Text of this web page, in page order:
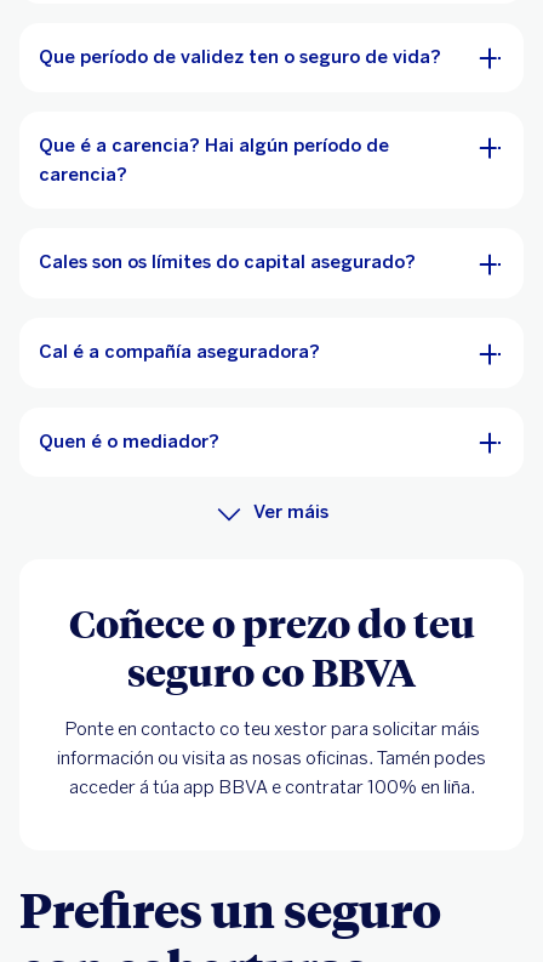
Que período de validez ten o seguro de vida?
Que é a carencia? Hai algún período de
carencia?
Cales son os límites do capital asegurado?
Cal é a compañía aseguradora?
Quen é o mediador?
Ver máis
Coñece o prezo do teu
seguro co BBVA
Ponte en contacto co teu xestor para solicitar máis
información ou visita as nosas oficinas. Tamén podes
acceder á túa app BBVA e contratar 100% en liña.
Prefires un seguro